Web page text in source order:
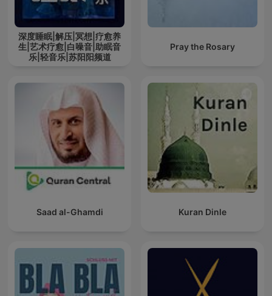
深度睡眠|解压|冥想|疗愈养
生|艺术疗愈|白噪音|助眠音
乐|轻音乐|苏阳阳频道
Pray the Rosary
Saad al-Ghamdi Kuran Dinle